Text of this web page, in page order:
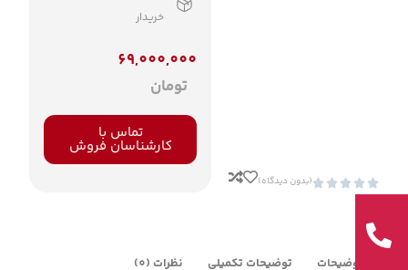




(بدون دیدگاه)
خریدار
69,000,000
تومان
تماس با
کارشناسان فروش
توضیحات توضیحات تکمیلی نظرات (0)